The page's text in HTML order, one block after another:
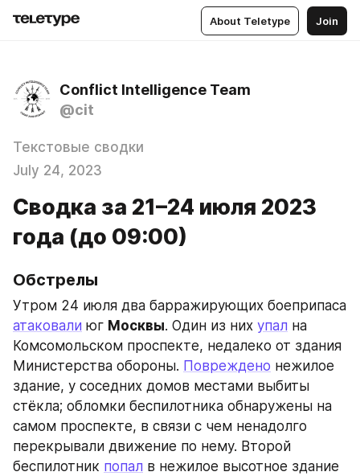
About Teletype Join
Conflict Intelligence Team
@cit
Текстовые сводки
July 24, 2023
Сводка за 21–24 июля 2023
года (до 09:00)
Обстрелы
атаковали юг Москвы. Один из них упал на
Комсомольском проспекте, недалеко от здания
Министерства обороны. Повреждено нежилое
здание, у соседних домов местами выбиты
стёкла; обломки беспилотника обнаружены на
самом проспекте, в связи с чем ненадолго
перекрывали движение по нему. Второй
беспилотник попал в нежилое высотное здание